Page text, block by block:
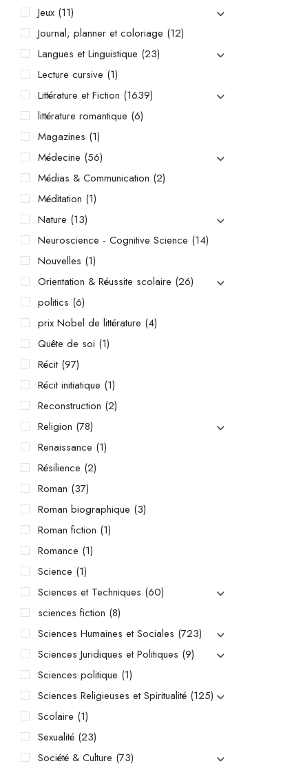
Jeux (11)
Journal, planner et coloriage (12)
Langues et Linguistique (23)
Lecture cursive (1)
Littérature et Fiction (1639)
littérature romantique (6)
Magazines (1)
Médecine (56)
Médias & Communication (2)
Méditation (1)
Nature (13)
Neuroscience - Cognitive Science (14)
Nouvelles (1)
Orientation & Réussite scolaire (26)
politics (6)
prix Nobel de littérature (4)
Quête de soi (1)
Récit (97)
Récit initiatique (1)
Reconstruction (2)
Religion (78)
Renaissance (1)
Résilience (2)
Roman (37)
Roman biographique (3)
Roman fiction (1)
Romance (1)
Science (1)
Sciences et Techniques (60)
sciences fiction (8)
Sciences Humaines et Sociales (723)
Sciences Juridiques et Politiques (9)
Sciences politique (1)
Sciences Religieuses et Spiritualité (125)
Scolaire (1)
Sexualité (23)
Société & Culture (73)